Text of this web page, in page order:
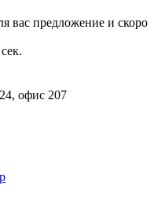
вас предложение и скоро
сек.
офис 207